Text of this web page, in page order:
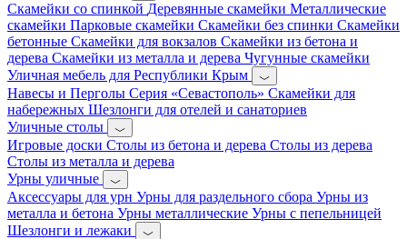
Скамейки со спинкой Деревянные скамейки Металлические
скамейки Парковые скамейки Скамейки без спинки Скамейки
бетонные Скамейки для вокзалов Скамейки из бетона и
дерева Скамейки из металла и дерева Чугунные скамейки
Уличная мебель для Республики Крым
Навесы и Перголы Серия «Севастополь» Скамейки для
набережных Шезлонги для отелей и санаториев
Уличные столы
Игровые доски Столы из бетона и дерева Столы из дерева
Столы из металла и дерева
Урны уличные
Аксессуары для урн Урны для раздельного сбора Урны из
металла и бетона Урны металлические Урны с пепельницей
Шезлонги и лежаки